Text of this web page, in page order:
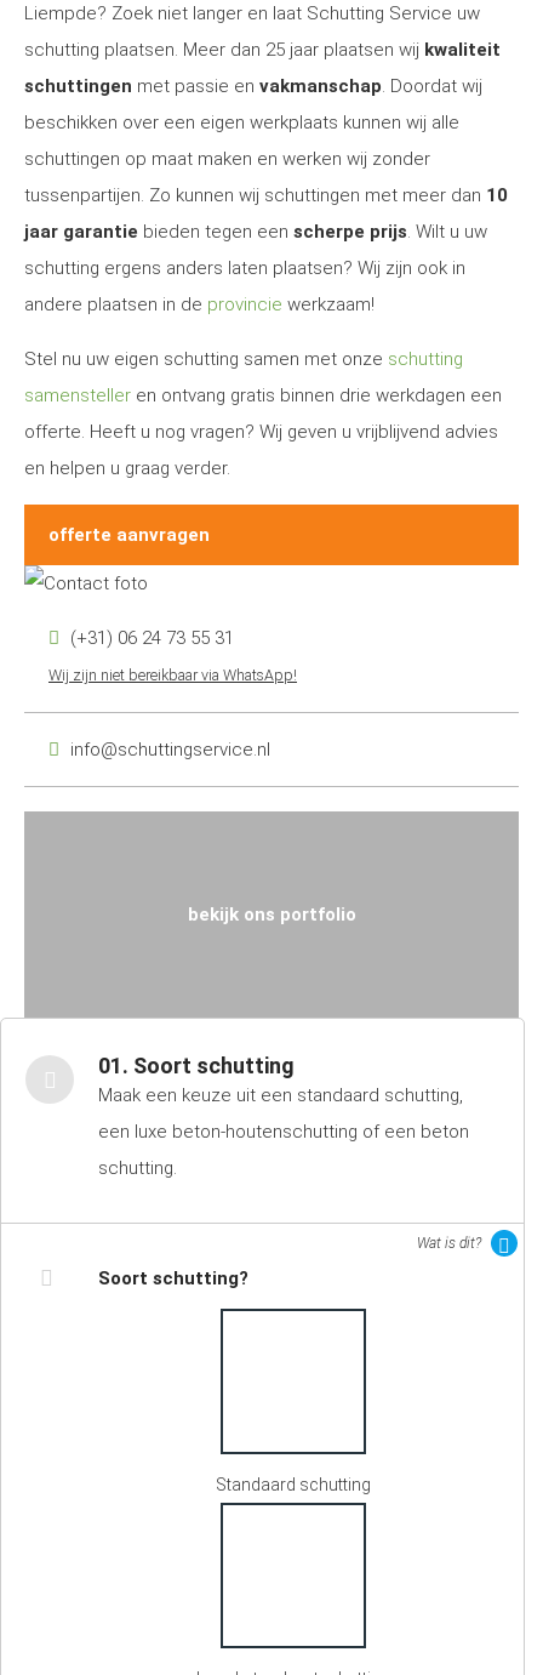
Liempde? Zoek niet langer en laat Schutting Service uw
schutting plaatsen. Meer dan 25 jaar plaatsen wij kwaliteit
schuttingen met passie en vakmanschap. Doordat wij
beschikken over een eigen werkplaats kunnen wij alle
schuttingen op maat maken en werken wij zonder
tussenpartijen. Zo kunnen wij schuttingen met meer dan 10
jaar garantie bieden tegen een scherpe prijs. Wilt u uw
schutting ergens anders laten plaatsen? Wij zijn ook in
andere plaatsen in de provincie werkzaam!
Stel nu uw eigen schutting samen met onze schutting
samensteller en ontvang gratis binnen drie werkdagen een
offerte. Heeft u nog vragen? Wij geven u vrijblijvend advies
en helpen u graag verder.
offerte aanvragen
(+31) 06 24 73 55 31
Wij zijn niet bereikbaar via WhatsApp!
info@schuttingservice.nl
bekijk ons portfolio
01. Soort schutting
Maak een keuze uit een standaard schutting,
een luxe beton-houtenschutting of een beton
schutting.
Wat is dit?
Soort schutting?
Standaard schutting